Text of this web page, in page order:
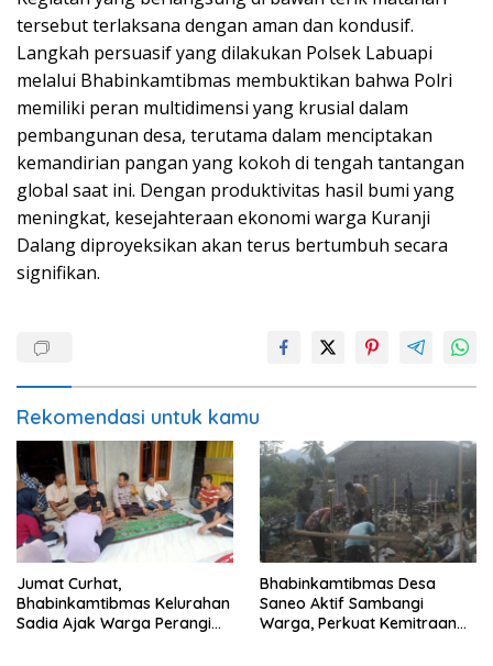
tersebut terlaksana dengan aman dan kondusif.
Langkah persuasif yang dilakukan Polsek Labuapi
melalui Bhabinkamtibmas membuktikan bahwa Polri
memiliki peran multidimensi yang krusial dalam
pembangunan desa, terutama dalam menciptakan
kemandirian pangan yang kokoh di tengah tantangan
global saat ini. Dengan produktivitas hasil bumi yang
meningkat, kesejahteraan ekonomi warga Kuranji
Dalang diproyeksikan akan terus bertumbuh secara
signifikan.
Rekomendasi untuk kamu
Jumat Curhat,
Bhabinkamtibmas Kelurahan
Sadia Ajak Warga Perangi
Bhabinkamtibmas Desa
Saneo Aktif Sambangi
Warga, Perkuat Kemitraan